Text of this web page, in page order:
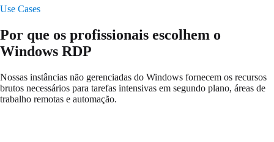
Use Cases
Por que os profissionais escolhem o
Windows RDP
Nossas instâncias não gerenciadas do Windows fornecem os recursos
brutos necessários para tarefas intensivas em segundo plano, áreas de
trabalho remotas e automação.